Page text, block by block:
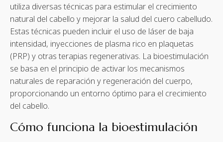
utiliza diversas técnicas para estimular el crecimiento
natural del cabello y mejorar la salud del cuero cabelludo.
Estas técnicas pueden incluir el uso de láser de baja
intensidad, inyecciones de plasma rico en plaquetas
(PRP) y otras terapias regenerativas. La bioestimulación
se basa en el principio de activar los mecanismos
naturales de reparación y regeneración del cuerpo,
proporcionando un entorno óptimo para el crecimiento
del cabello.
Cómo funciona la bioestimulación